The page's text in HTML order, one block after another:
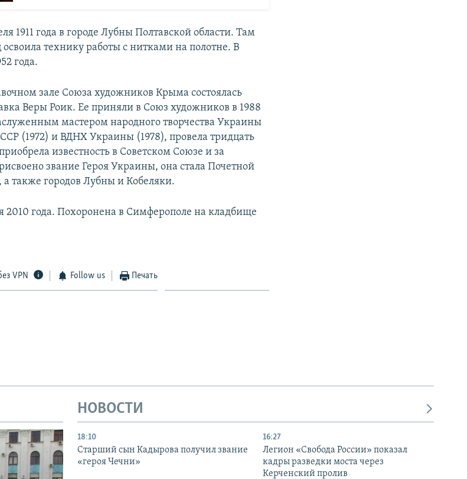
1911 года в городе Лубны Полтавской области. Там
технику работы с нитками на полотне. В
года.
зале Союза художников Крыма состоялась
Веры Роик. Ее приняли в Союз художников в 1988
мастером народного творчества Украины
(1972) и ВДНХ Украины (1978), провела тридцать
известность в Советском Союзе и за
звание Героя Украины, она стала Почетной
также городов Лубны и Кобеляки.
2010 года. Похоронена в Симферополе на кладбище
VPN Follow us Печать
НОВОСТИ
18:10
Старший сын Кадырова получил звание
«героя Чечни»
16:27
Легион «Свобода России» показал
кадры разведки моста через
Керченский пролив